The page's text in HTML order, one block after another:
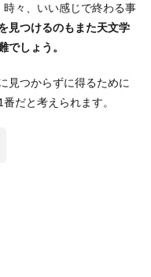
々、いい感じで終わる事
見つけるのもまた天文学
でしょう。
見つからずに得るために
だと考えられます。